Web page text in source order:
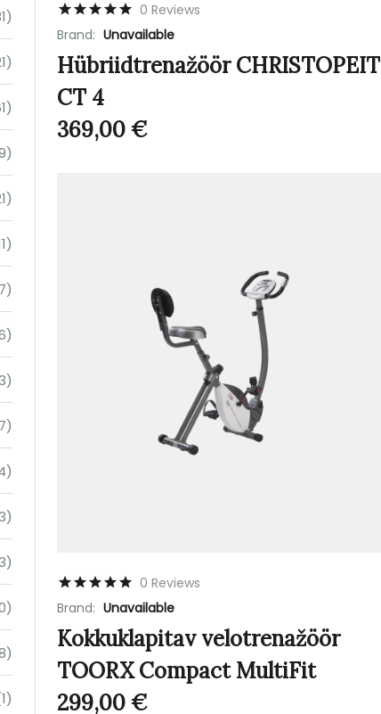
0 Reviews
Brand: Unavailable
Hübriidtrenažöör CHRISTOPEIT
CT 4
369,00€
0 Reviews
Brand: Unavailable
Kokkuklapitav velotrenažöör
TOORX Compact MultiFit
299,00€